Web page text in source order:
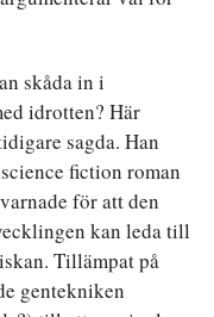
skåda in i
idrotten? Här
sagda. Han
fiction roman
för att den
kan leda till
Tillämpat på
gentekniken